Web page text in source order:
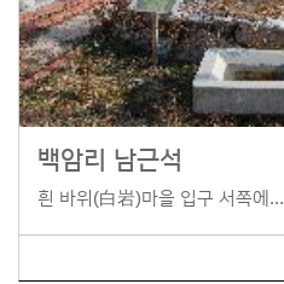
백암리 남근석
흰 바위(白岩)마을 입구 서쪽에...